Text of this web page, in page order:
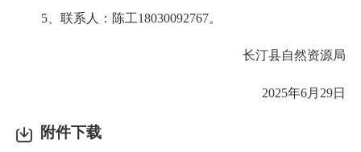
5、联系人：陈工18030092767。
长汀县自然资源局
2025年6月29日
附件下载